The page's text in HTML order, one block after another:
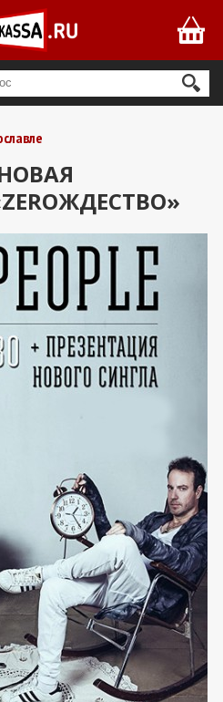
НОВАЯ